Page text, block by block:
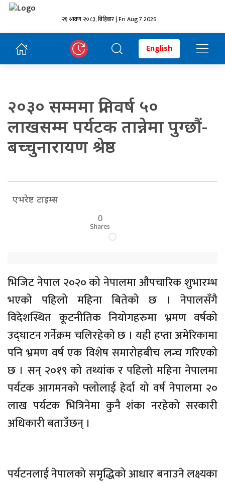
२१ श्रावण २०८३, बिहिबार | Fri Aug 7 2026
English
२०३० सम्ममा प्रतिवर्ष ५०
लाखसम्म पर्यटक तान्नेमा पुग्छौं-
बच्चुनारायण श्रेष्ठ
एभरेष्ट टाइम्स
0
Shares
भिजिट नेपाल २०२० को नेपालमा औपचारिक शुभारम्भ
भएको पहिलो महिना बितेको छ । नेपालसँगै
विदेशस्थित कूटनीतिक नियोगहरुमा भ्रमण वर्षको
उद्घाटन गर्नेक्रम चलिरहेको छ । यही हप्ता अमेरिकामा
पनि भ्रमण वर्ष एक विशेष समारोहबीच लन्च गरिएको
छ । सन् २०१९ को तथ्यांक र पहिलो महिना नेपालमा
पर्यटक आगमनको फ्लोलाई हेर्दा यो वर्ष नेपालमा २०
लाख पर्यटक भित्रिनेमा कुनै शंका नरहेको सरकारी
अधिकारी बताउँछन् ।
पर्यटनलाई नेपालको समृद्धिको आधार बनाउने लक्ष्यका